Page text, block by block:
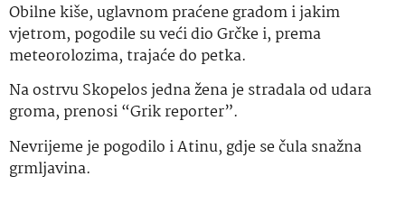
Obilne kiše, uglavnom praćene gradom i jakim
vjetrom, pogodile su veći dio Grčke i, prema
meteorolozima, trajaće do petka.
Na ostrvu Skopelos jedna žena je stradala od udara
groma, prenosi “Grik reporter”.
Nevrijeme je pogodilo i Atinu, gdje se čula snažna
grmljavina.